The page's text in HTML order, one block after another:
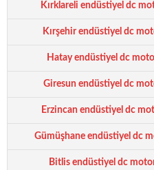
Kırklareli endüstiyel dc
Kırşehir endüstiyel dc
Hatay endüstiyel dc
Giresun endüstiyel dc
Erzincan endüstiyel dc
Gümüşhane endüstiyel dc
Bitlis endüstiyel dc motor